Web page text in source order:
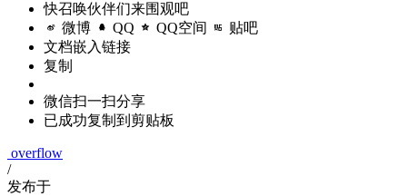
快召唤伙伴们来围观吧
微博 QQ QQ空间 贴吧
文档嵌入链接
复制
微信扫一扫分享
已成功复制到剪贴板
overflow
/
发布于